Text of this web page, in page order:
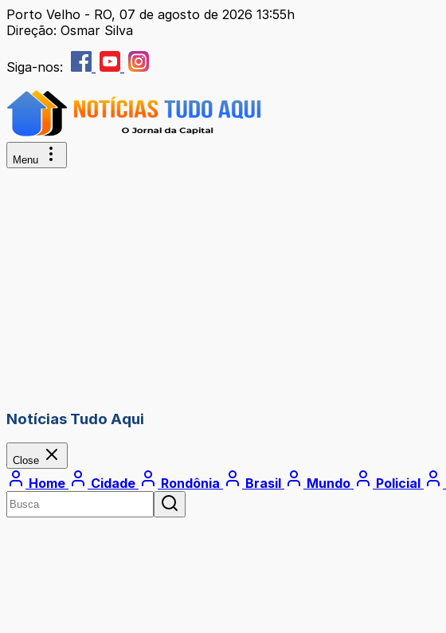
Porto Velho - RO, 07 de agosto de 2026 13:55h
Direção: Osmar Silva
Siga-nos:
Menu
Notícias Tudo Aqui
Close
Home Cidade Rondônia Brasil Mundo Policial